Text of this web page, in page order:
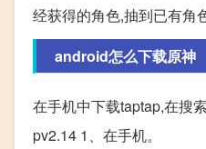
经获得的角色,抽到已有角
android怎么下载原神
在手机中下载taptap,在搜
pv2.14 1、在手机。